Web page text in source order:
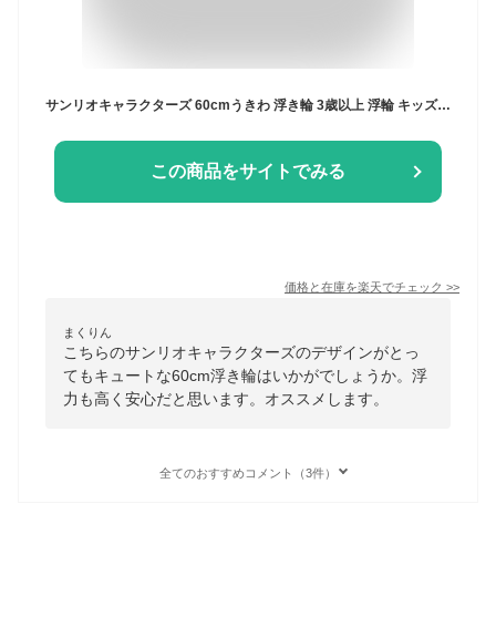
サンリオキャラクターズ 60cmうきわ 浮き輪 3歳以上 浮輪 キッズ 子供 海水浴 サンリオ sanrio 水遊び キャラクターグッズ ビーチ 女の子 夏休み プール バカンス マイメロディ クロミ ポムポムプリン シナモン ポチャッコ タキシードサム【13時までの注文で当日発送】
この商品をサイトでみる
価格と在庫を楽天でチェック >>
まくりん
こちらのサンリオキャラクターズのデザインがとっ
てもキュートな60cm浮き輪はいかがでしょうか。浮
力も高く安心だと思います。オススメします。
全てのおすすめコメント（3件）